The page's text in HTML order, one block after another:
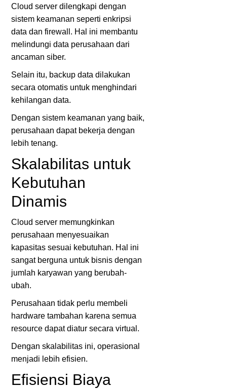
Cloud server dilengkapi dengan
sistem keamanan seperti enkripsi
data dan firewall. Hal ini membantu
melindungi data perusahaan dari
ancaman siber.
Selain itu, backup data dilakukan
secara otomatis untuk menghindari
kehilangan data.
Dengan sistem keamanan yang baik,
perusahaan dapat bekerja dengan
lebih tenang.
Skalabilitas untuk
Kebutuhan
Dinamis
Cloud server memungkinkan
perusahaan menyesuaikan
kapasitas sesuai kebutuhan. Hal ini
sangat berguna untuk bisnis dengan
jumlah karyawan yang berubah-
ubah.
Perusahaan tidak perlu membeli
hardware tambahan karena semua
resource dapat diatur secara virtual.
Dengan skalabilitas ini, operasional
menjadi lebih efisien.
Efisiensi Biaya